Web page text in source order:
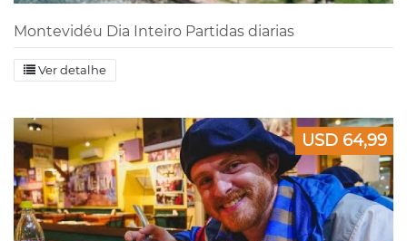
Montevidéu Dia Inteiro Partidas diarias
Ver detalhe
USD 64,99